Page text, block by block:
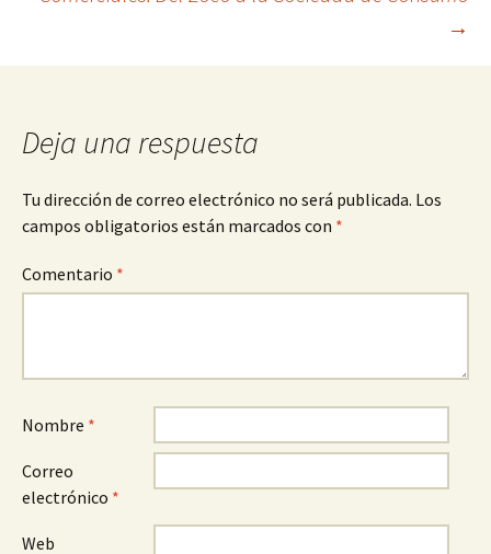
entradas
→
Deja una respuesta
Tu dirección de correo electrónico no será publicada. Los
campos obligatorios están marcados con *
Comentario *
Nombre *
Correo
electrónico *
Web